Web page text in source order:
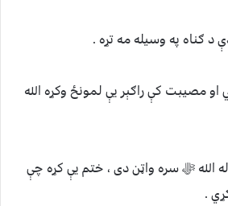
او مصیبت کې راګېر يې لمونځ وکړه الله
له الله ﷻ سره واټن دی ، ختم یې کړه چې
.